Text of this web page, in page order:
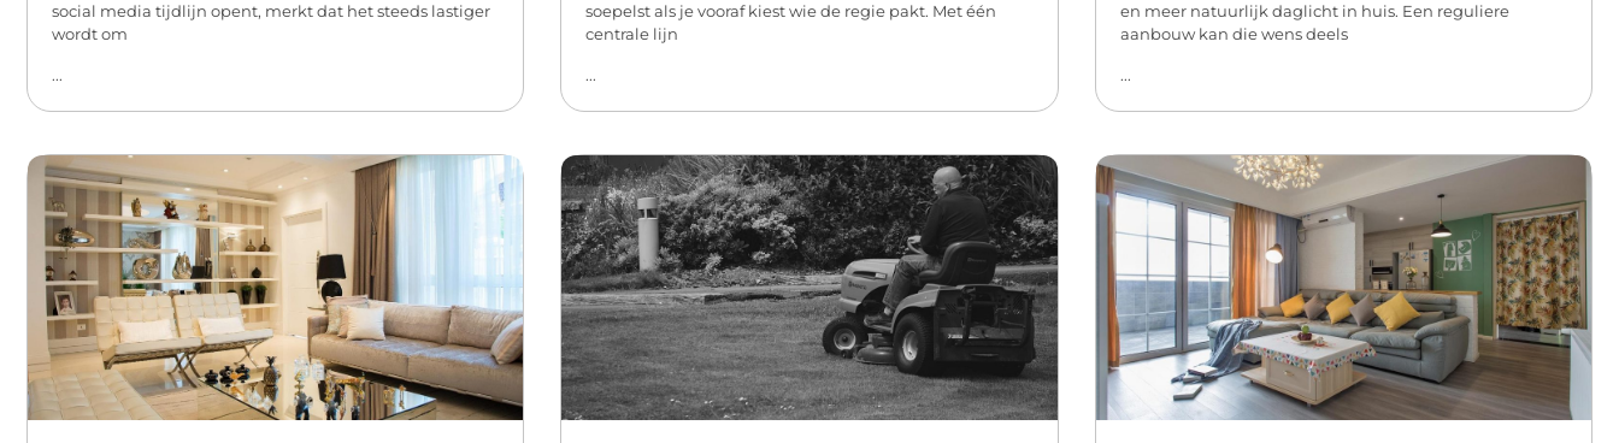
social media tijdlijn opent, merkt dat het steeds lastiger
wordt om
...
soepelst als je vooraf kiest wie de regie pakt. Met één
centrale lijn
...
en meer natuurlijk daglicht in huis. Een reguliere
aanbouw kan die wens deels
...